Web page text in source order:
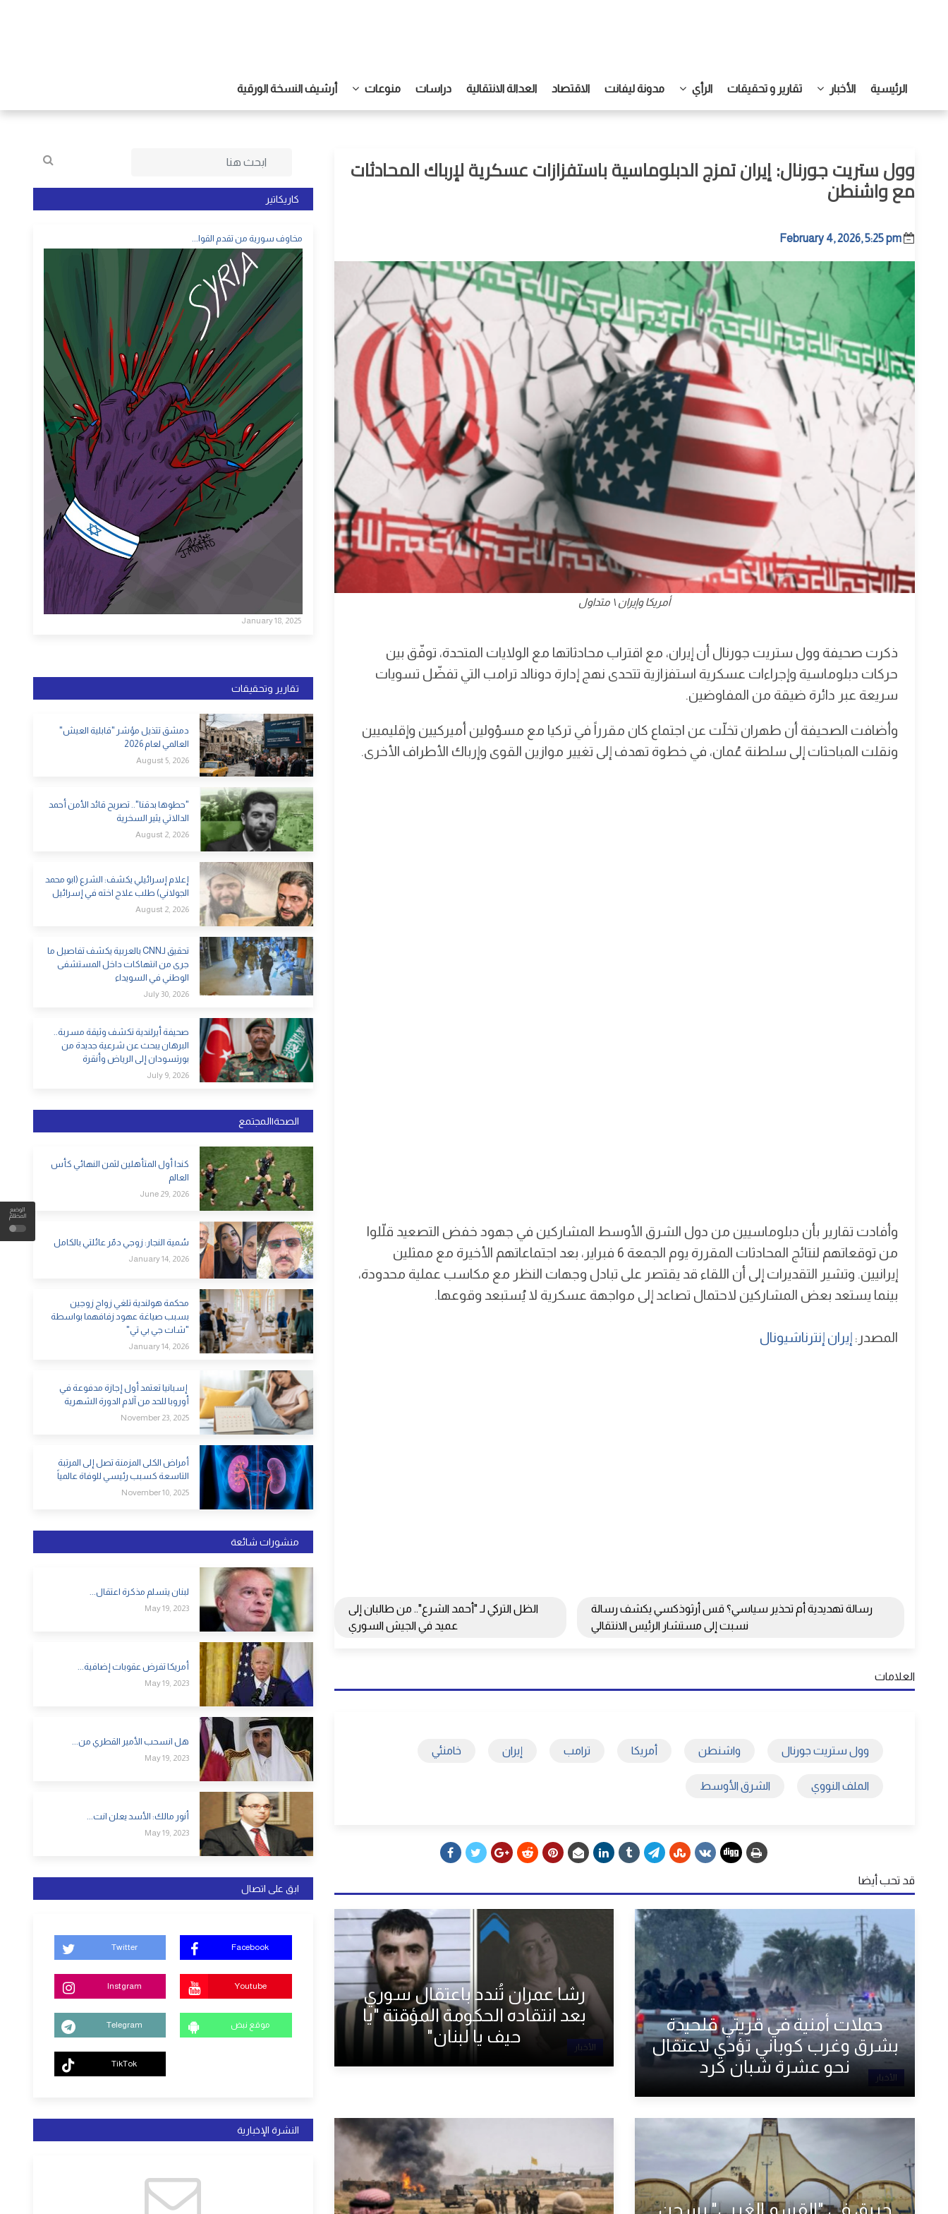
الوضع
المظلم
الرئيسية الأخبار تقارير و تحقيقات الرأي مدونة ليفانت الاقتصاد العدالة الانتقالية دراسات منوعات أرشيف النسخة الورقية
وول ستريت جورنال: إيران تمزج الدبلوماسية باستفزازات عسكرية لإرباك المحادثات
مع واشنطن
February 4, 2026, 5:25 pm
أمريكا وإيران \ متداول
ذكرت صحيفة وول ستريت جورنال أن إيران، مع اقتراب محادثاتها مع الولايات المتحدة، توفّق بين
حركات دبلوماسية وإجراءات عسكرية استفزازية تتحدى نهج إدارة دونالد ترامب التي تفضّل تسويات
سريعة عبر دائرة ضيقة من المفاوضين.
وأضافت الصحيفة أن طهران تخلّت عن اجتماع كان مقرراً في تركيا مع مسؤولين أميركيين وإقليميين
ونقلت المباحثات إلى سلطنة عُمان، في خطوة تهدف إلى تغيير موازين القوى وإرباك الأطراف الأخرى.
وأفادت تقارير بأن دبلوماسيين من دول الشرق الأوسط المشاركين في جهود خفض التصعيد قلّلوا
من توقعاتهم لنتائج المحادثات المقررة يوم الجمعة 6 فبراير، بعد اجتماعاتهم الأخيرة مع ممثلين
إيرانيين. وتشير التقديرات إلى أن اللقاء قد يقتصر على تبادل وجهات النظر مع مكاسب عملية محدودة،
بينما يستعد بعض المشاركين لاحتمال تصاعد إلى مواجهة عسكرية لا يُستبعد وقوعها.
المصدر: إيران إنترناشيونال
رسالة تهديدية أم تحذير سياسي؟ قس أرثوذكسي يكشف رسالة
نسبت إلى مستشار الرئيس الانتقالي
الظل التركي لـ "أحمد الشرع".. من طالبان إلى
عميد في الجيش السوري
العلامات
وول ستريت جورنال واشنطن أمريكا ترامب إيران خامنئي
الملف النووي الشرق الأوسط
قد تحب أيضا
الأخبار
حملات أمنية في قريتي قلحيدة
بشرق وغرب كوباني تؤدي لاعتقال
نحو عشرة شبان كرد
الأخبار
رشا عمران تُندد باعتقال سوري
بعد انتقاده الحكومة المؤقتة "يا
حيف يا لبنان"
حريق في "القسم الغربي" بسجن
كاريكاتير
مخاوف سورية من تقدم القوا...
January 18, 2025
تقارير وتحقيقات
دمشق تتذيل مؤشر "قابلية العيش"
العالمي لعام 2026
August 5, 2026
"حطوها بدقنا".. تصريح قائد الأمن أحمد
الدالاتي يثير السخرية
August 2, 2026
إعلام إسرائيلي يكشف: الشرع (ابو محمد
الجولاني) طلب علاج اخته في إسرائيل
August 2, 2026
تحقيق لـCNN بالعربية يكشف تفاصيل ما
جرى من انتهاكات داخل المستشفى
الوطني في السويداء
July 30, 2026
صحيفة أيرلندية تكشف وثيقة مسربة..
البرهان يبحث عن شرعية جديدة من
بورتسودان إلى الرياض وأنقرة
July 9, 2026
الصحة|المجتمع
كندا أول المتأهلين لثمن النهائي كأس
العالم
June 29, 2026
سُمية النجار: زوجي دمّر عائلتي بالكامل
January 14, 2026
محكمة هولندية تلغي زواج زوجين
بسبب صياغة عهود زفافهما بواسطة
"شات جي بي تي"
January 14, 2026
إسبانيا تعتمد أول إجازة مدفوعة في
أوروبا للحد من آلام الدورة الشهرية
November 23, 2025
أمراض الكلى المزمنة تصل إلى المرتبة
التاسعة كسبب رئيسي للوفاة عالمياً
November 10, 2025
منشورات شائعة
لبنان يتسلم مذكرة اعتقال...
May 19, 2023
أمريكا تفرض عقوبات إضافية...
May 19, 2023
هل انسحب الأمير القطري من...
May 19, 2023
أنور مالك: الأسد يعلن انت...
May 19, 2023
ابق على اتصال
Twitter Facebook
Instgram Youtube
Telegram موقع نبض
TikTok
النشرة الإخبارية